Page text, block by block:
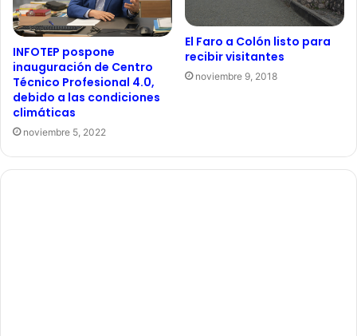
INFOTEP pospone
inauguración de Centro
Técnico Profesional 4.0,
debido a las condiciones
climáticas
noviembre 5, 2022
El Faro a Colón listo para
recibir visitantes
noviembre 9, 2018